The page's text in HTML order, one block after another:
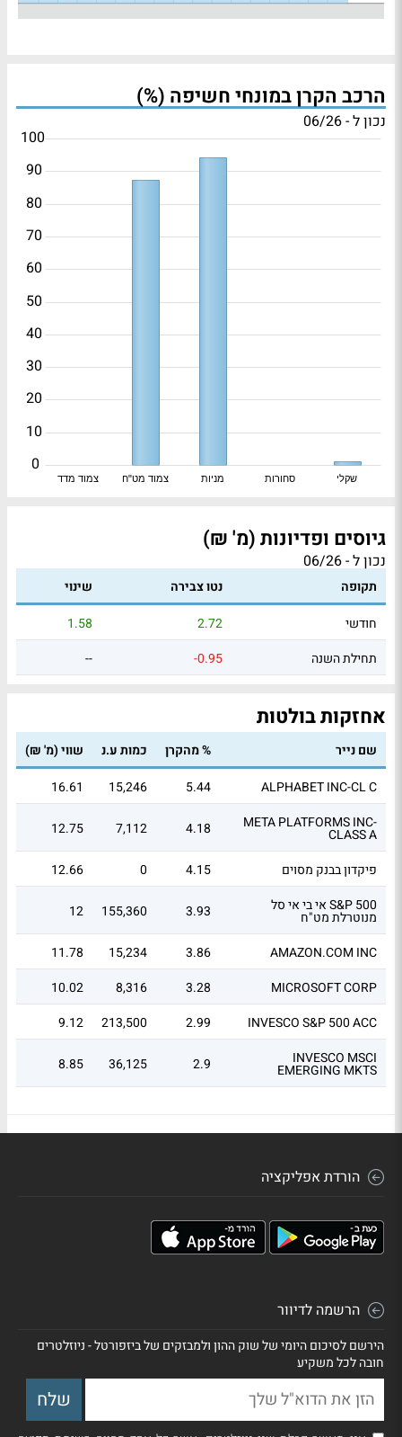
הרכב הקרן במונחי חשיפה (%)
נכון ל - 06/26
צמוד מדד צמוד מט"ח מניות סחורות שקלי
0
10
20
30
40
50
60
70
80
90
100
גיוסים ופדיונות (מ' ₪)
נכון ל - 06/26
תקופה נטו צבירה
שינוי
חודשי
2.72
1.58
תחילת השנה
-0.95
--
אחזקות בולטות
שם נייר % מהקרן כמות ע.נ
שווי (מ' ₪)
ALPHABET INC-CL C
5.44
15,246
16.61
META PLATFORMS INC-
CLASS A
4.18
7,112
12.75
פיקדון בבנק מסוים 4.15
0
12.66
אי בי אי סל S&P 500
מנוטרלת מט"ח 3.93
155,360
12
AMAZON.COM INC
3.86
15,234
11.78
MICROSOFT CORP
3.28
8,316
10.02
INVESCO S&P 500 ACC
2.99
213,500
9.12
INVESCO MSCI
EMERGING MKTS
2.9
36,125
8.85
SWAP ACC
הורדת אפליקציה
הרשמה לדיוור
הירשם לסיכום היומי של שוק ההון ולמבזקים של ביזפורטל - ניוזלטרים
חובה לכל משקיע